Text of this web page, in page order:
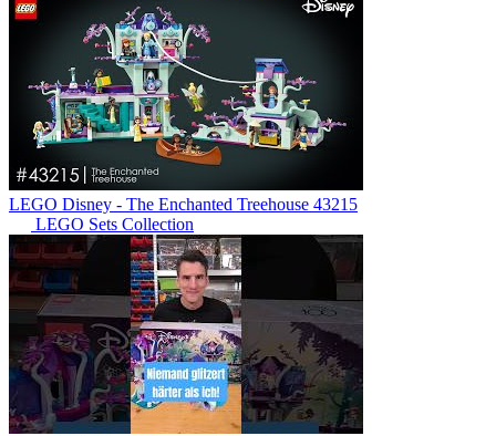
LEGO Disney - The Enchanted Treehouse 43215
LEGO Sets Collection